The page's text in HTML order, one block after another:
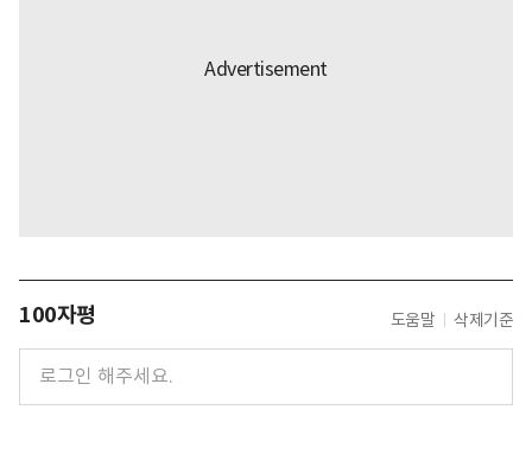
100자평 도움말 삭제기준